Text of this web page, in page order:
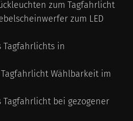
zum Tagfahrlicht
zum LED
Tagfahrlichts in
Wählbarkeit im
Tagfahrlicht bei gezogener